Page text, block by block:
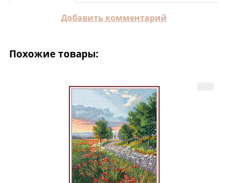
Добавить комментарий
Похожие товары: